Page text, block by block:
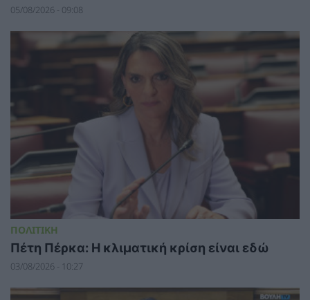
05/08/2026 - 09:08
ΠΟΛΙΤΙΚΗ
Πέτη Πέρκα: Η κλιματική κρίση είναι εδώ
03/08/2026 - 10:27